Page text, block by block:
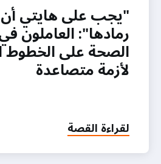
"يجب على هايتي
رمادها": العاملون
الصحة على الخطوط
لأزمة متصاعدة
لقراءة القصة